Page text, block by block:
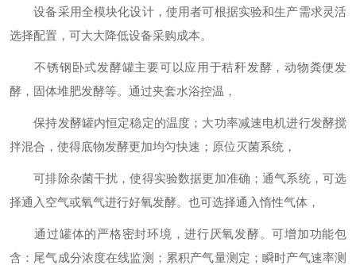
设备采用全模块化设计，使用者可根据实验和生产需求灵活
选择配置，可大大降低设备采购成本。
不锈钢卧式发酵罐主要可以应用于秸秆发酵，动物粪便发
酵，固体堆肥发酵等。通过夹套水浴控温，
保持发酵罐内恒定稳定的温度；大功率减速电机进行发酵搅
拌混合，使得底物发酵更加均匀快速；原位灭菌系统，
可排除杂菌干扰，使得实验数据更加准确；通气系统，可选
择通入空气或氧气进行好氧发酵。也可选择通入惰性气体，
通过罐体的严格密封环境，进行厌氧发酵。可增加功能包
含：尾气成分浓度在线监测；累积产气量测定；瞬时产气速率测